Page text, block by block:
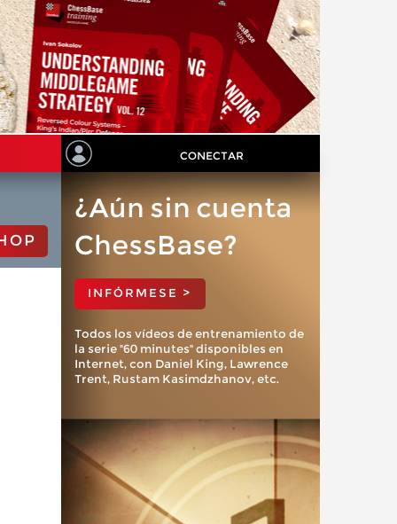
CONECTAR
¿Aún sin cuenta
ChessBase?
INFÓRMESE >
Todos los vídeos de entrenamiento de
la serie "60 minutes" disponibles en
Internet, con Daniel King, Lawrence
Trent, Rustam Kasimdzhanov, etc.